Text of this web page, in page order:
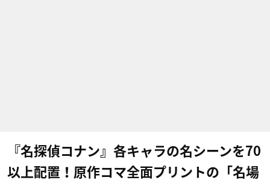
『名探偵コナン』各キャラの名シーンを70
以上配置！原作コマ全面プリントの「名場